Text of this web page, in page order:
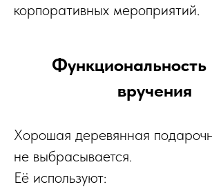
корпоративных мероприятий.
Функциональность
вручения
Хорошая деревянная
не выбрасывается.
Её используют: